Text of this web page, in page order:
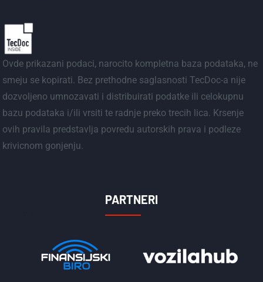
Ovde prikazani podaci, narocito kompletna baza podataka, ne
smeju se kopirati. Bez prethodne saglasnosti TecDoc-a nije
dozvoljeno umnozavati i distribuirati podatke ili celokupnu
bazu podataka i/ili vrsiti te radnje preko trecih lica. Krsenje
ovih pravila predstavlja povredu autorskih prava i podleze
krivicnom gonjenju.
PARTNERI